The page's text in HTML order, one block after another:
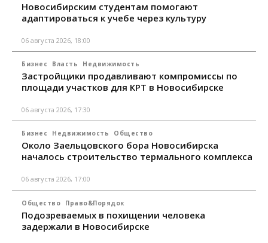
Новосибирским студентам помогают
адаптироваться к учебе через культуру
06 августа 2026, 18:00
Бизнес Власть Недвижимость
Застройщики продавливают компромиссы по
площади участков для КРТ в Новосибирске
06 августа 2026, 17:30
Бизнес Недвижимость Общество
Около Заельцовского бора Новосибирска
началось строительство термального комплекса
06 августа 2026, 17:00
Общество Право&Порядок
Подозреваемых в похищении человека
задержали в Новосибирске